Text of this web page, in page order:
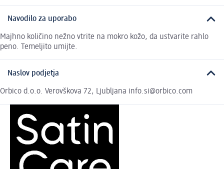
Navodilo za uporabo
Majhno količino nežno vtrite na mokro kožo, da ustvarite rahlo
peno. Temeljito umijte.
Naslov podjetja
Orbico d.o.o. Verovškova 72, Ljubljana info.si@orbico.com